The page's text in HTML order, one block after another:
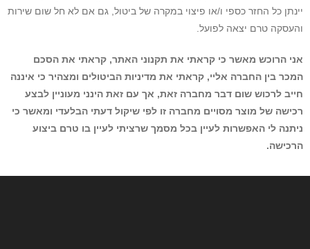
יינתן כל החזר כספי ו/או פיצוי במקרה של ביטול, גם אם לא חל שום שירות
והעסקה טרם יצאה לפועל.
אני הרוכש מאשר כי קראתי את תקנוני האתר, קראתי את הסכם
המכר בין החברה אליי, קראתי את מדיניות הביטולים ומצהיר כי איננה
חייב לרכוש שום דבר מחברה זאת, אך עם זאת הינני מעוניין לבצע
רכישה של מוצר מסויים מחברה זו לפי שיקול דעתי הבלעדי ומאשר כי
ניתנה לי האפשרות לעיין בכל מסמך שרציתי לעיין בו טרם ביצוע
הרכישה.